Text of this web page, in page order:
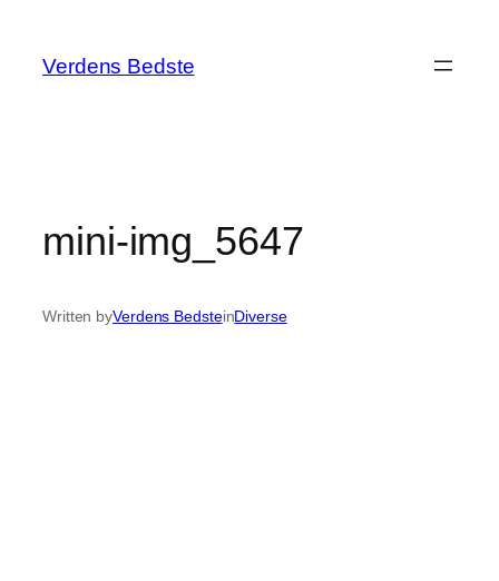
indhold
Verdens Bedste
mini-img_5647
Written byVerdens BedsteinDiverse